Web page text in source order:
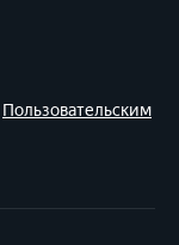
Пользовательским